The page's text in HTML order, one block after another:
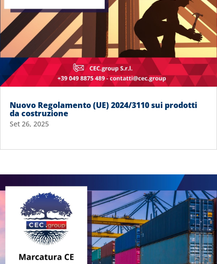
Nuovo Regolamento (UE) 2024/3110 sui prodotti
da costruzione
Set 26, 2025